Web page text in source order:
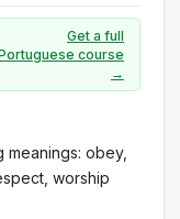
Get a full
course
→
obey,
worship